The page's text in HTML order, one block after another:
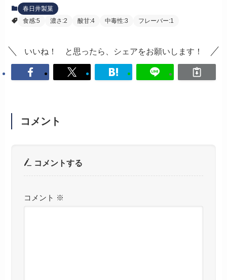
春日井製菓
食感:5
濃さ:2 酸甘:4 中毒性:3 フレーバー:1
いいね！ と思ったら、シェアをお願いします！
コメント
コメントする
コメント ※